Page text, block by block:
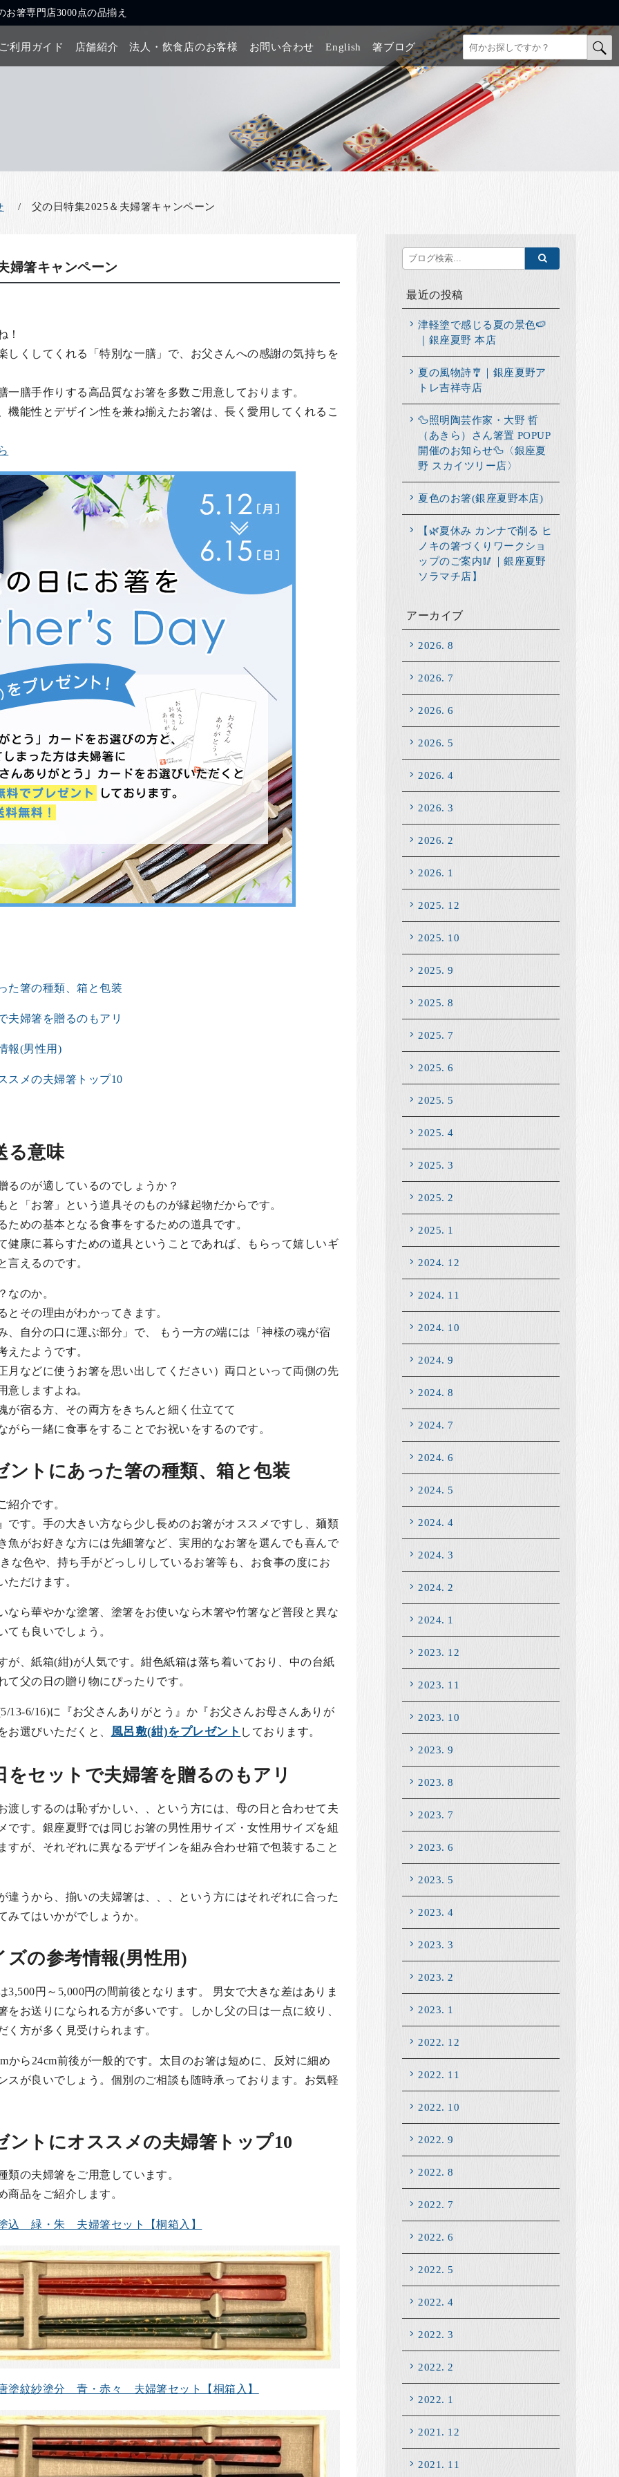
箸専門店3000点の品揃え
利用ガイド 店舗紹介 法人・飲食店のお客様 お問い合わせ English 箸ブログ
父の日特集2025＆夫婦箸キャンペーン
婦箸キャンペーン
！
しくしてくれる「特別な一膳」で、お父さんへの感謝の気持ちを
一膳手作りする高品質なお箸を多数ご用意しております。
機能性とデザイン性を兼ね揃えたお箸は、長く愛用してくれるこ
た箸の種類、箱と包装
夫婦箸を贈るのもアリ
報(男性用)
スメの夫婦箸トップ10
る意味
るのが適しているのでしょうか？
と「お箸」という道具そのものが縁起物だからです。
ための基本となる食事をするための道具です。
健康に暮らすための道具ということであれば、もらって嬉しいギ
言えるのです。
なのか。
とその理由がわかってきます。
、自分の口に運ぶ部分」で、 もう一方の端には「神様の魂が宿
えたようです。
月などに使うお箸を思い出してください）両口といって両側の先
意しますよね。
が宿る方、その両方をきちんと細く仕立てて
がら一緒に食事をすることでお祝いをするのです。
ントにあった箸の種類、箱と包装
紹介です。
です。手の大きい方なら少し長めのお箸がオススメですし、麺類
魚がお好きな方には先細箸など、実用的なお箸を選んでも喜んで
な色や、持ち手がどっしりしているお箸等も、お食事の度にお
ただけます。
なら華やかな塗箸、塗箸をお使いなら木箸や竹箸など普段と異な
ても良いでしょう。
が、紙箱(紺)が人気です。紺色紙箱は落ち着いており、中の台紙
て父の日の贈り物にぴったりです。
13-6/16)に『お父さんありがとう』か『お父さんお母さんありが
お選びいただくと、 風呂敷(紺)をプレゼント しております。
をセットで夫婦箸を贈るのもアリ
渡しするのは恥ずかしい、、という方には、母の日と合わせて夫
です。銀座夏野では同じお箸の男性用サイズ・女性用サイズを組
すが、それぞれに異なるデザインを組み合わせ箱で包装すること
違うから、揃いの夫婦箸は、、、という方にはそれぞれに合った
みてはいかがでしょうか。
ズの参考情報(男性用)
3,500円～5,000円の間前後となります。 男女で大きな差はありま
をお送りになられる方が多いです。しかし父の日は一点に絞り、
く方が多く見受けられます。
から24cm前後が一般的です。太目のお箸は短めに、反対に細め
スが良いでしょう。個別のご相談も随時承っております。お気軽
ントにオススメの夫婦箸トップ10
類の夫婦箸をご用意しています。
商品をご紹介します。
込 緑・朱 夫婦箸セット【桐箱入】
塗紋紗塗分 青・赤々 夫婦箸セット【桐箱入】
最近の投稿
津軽塗で感じる夏の景色🍉
｜銀座夏野 本店
夏の風物詩🎐｜銀座夏野ア
トレ吉祥寺店
🦆照明陶芸作家・大野 哲
（あきら）さん箸置 POPUP
開催のお知らせ🦆〈銀座夏
野 スカイツリー店〉
夏色のお箸(銀座夏野本店)
【🌿夏休み カンナで削る ヒ
ノキの箸づくりワークショ
ップのご案内🥢｜銀座夏野
ソラマチ店】
アーカイブ
2026. 8
2026. 7
2026. 6
2026. 5
2026. 4
2026. 3
2026. 2
2026. 1
2025. 12
2025. 10
2025. 9
2025. 8
2025. 7
2025. 6
2025. 5
2025. 4
2025. 3
2025. 2
2025. 1
2024. 12
2024. 11
2024. 10
2024. 9
2024. 8
2024. 7
2024. 6
2024. 5
2024. 4
2024. 3
2024. 2
2024. 1
2023. 12
2023. 11
2023. 10
2023. 9
2023. 8
2023. 7
2023. 6
2023. 5
2023. 4
2023. 3
2023. 2
2023. 1
2022. 12
2022. 11
2022. 10
2022. 9
2022. 8
2022. 7
2022. 6
2022. 5
2022. 4
2022. 3
2022. 2
2022. 1
2021. 12
2021. 11